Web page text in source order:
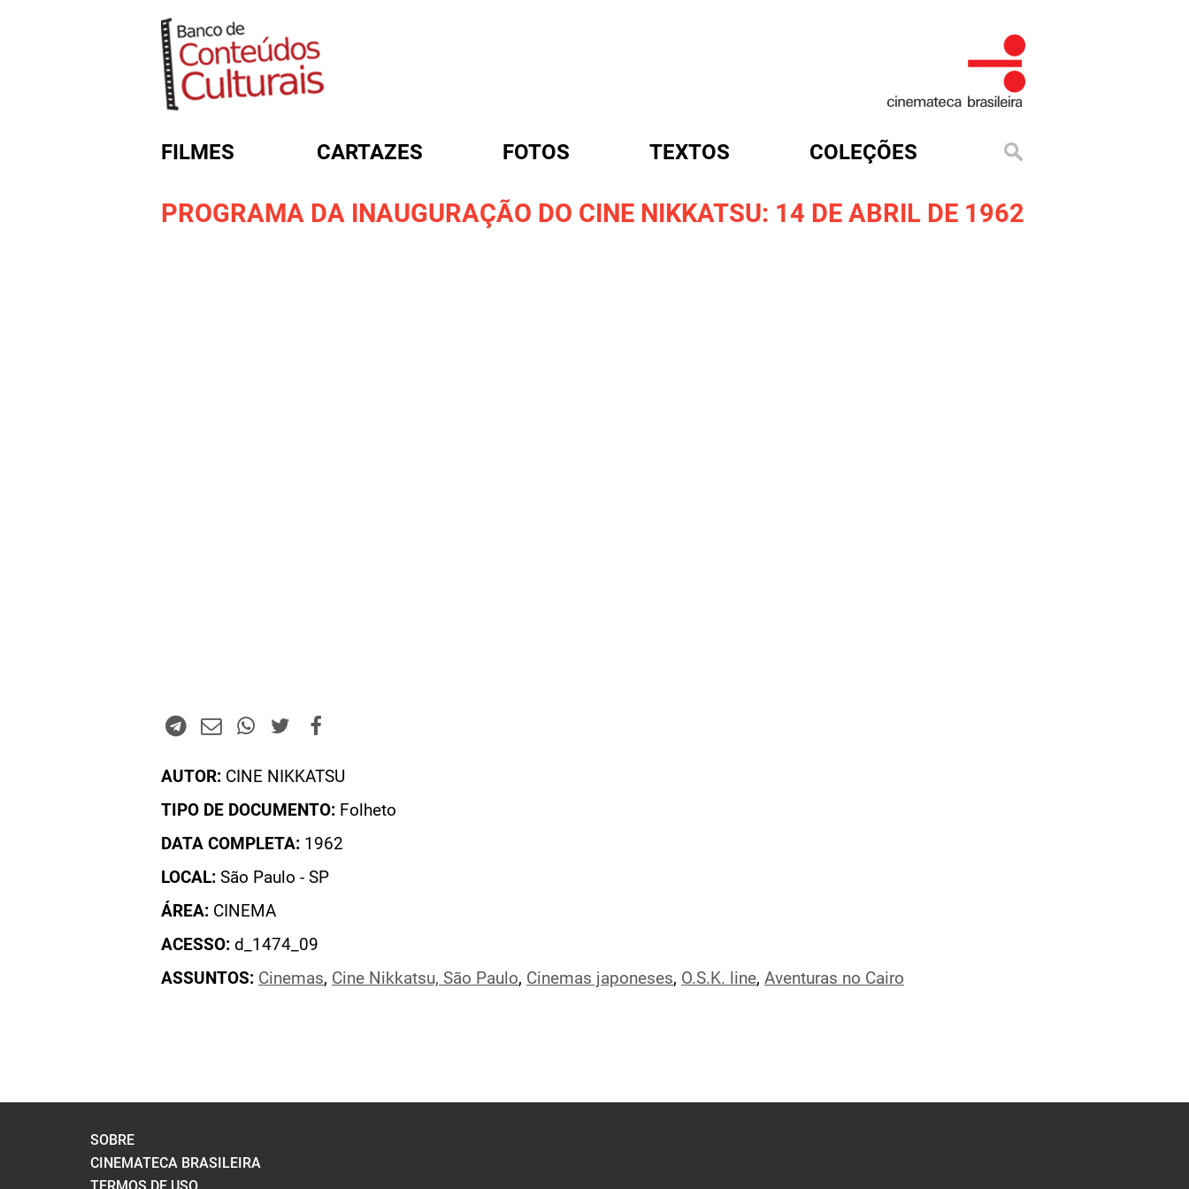
FILMES CARTAZES FOTOS TEXTOS COLEÇÕES
PROGRAMA DA INAUGURAÇÃO DO CINE NIKKATSU: 14 DE ABRIL DE 1962
AUTOR: CINE NIKKATSU
TIPO DE DOCUMENTO: Folheto
DATA COMPLETA: 1962
LOCAL: São Paulo - SP
ÁREA: CINEMA
ACESSO: d_1474_09
ASSUNTOS: Cinemas, Cine Nikkatsu, São Paulo, Cinemas japoneses, O.S.K. line, Aventuras no Cairo
SOBRE
CINEMATECA BRASILEIRA